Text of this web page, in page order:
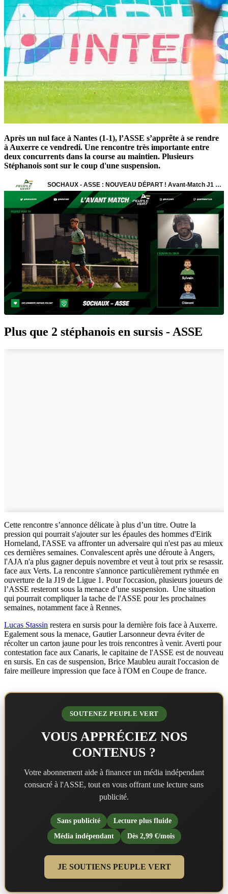
Après un nul face à Nantes (1-1), l’ASSE s’apprête à se rendre
à Auxerre ce vendredi. Une rencontre très importante entre
deux concurrents dans la course au maintien. Plusieurs
Stéphanois sont sur le coup d'une suspension.
Plus que 2 stéphanois en sursis - ASSE
Cette rencontre s’annonce délicate à plus d’un titre. Outre la
pression qui pourrait s'ajouter sur les épaules des hommes d'Eirik
Horneland, l'ASSE va affronter un adversaire qui n'est pas au mieux
ces dernières semaines. Convalescent après une déroute à Angers,
l'AJA n'a plus gagner depuis novembre et veut à tout prix se resassir.
face aux Verts. La rencontre s'annonce particulièrement rythmée en
ouverture de la J19 de Ligue 1. Pour l'occasion, plusieurs joueurs de
l’ASSE resteront sous la menace d’une suspension. Une situation
qui pourrait compliquer la tache de l'ASSE pour les prochaines
semaines, notamment face à Rennes.
Lucas Stassin restera en sursis pour la dernière fois face à Auxerre.
Egalement sous la menace, Gautier Larsonneur devra éviter de
récolter un carton jaune pour les trois rencontres à venir. Averti pour
contestation face aux Canaris, le capitaine de l'ASSE est de nouveau
en sursis. En cas de suspension, Brice Maubleu aurait l'occasion de
faire meilleure impression que face à l'OM en Coupe de france.
SOUTENEZ PEUPLE VERT
VOUS APPRÉCIEZ NOS
CONTENUS ?
Votre abonnement aide à financer un média indépendant
consacré à l'ASSE, tout en vous offrant une lecture sans
publicité.
Sans publicité
Lecture plus fluide
Média indépendant
Dès 2,99 €/mois
JE SOUTIENS PEUPLE VERT